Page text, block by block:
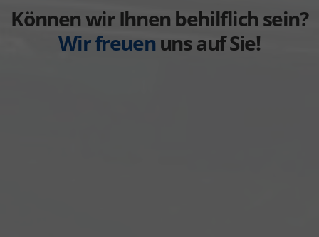
anzeigen
Können wir Ihnen behilflich sein?
Wir freuenuns auf Sie!